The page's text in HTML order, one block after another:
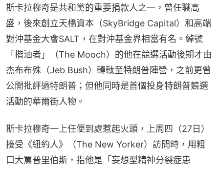
斯卡拉穆奇是共和黨的重要捐款人之一，曾任職高
盛，後來創立天橋資本（SkyBridge Capital）和高端
對沖基金大會SALT，在對沖基金界相當有名。綽號
「揩油者」（The Mooch）的他在競選活動後期才由
杰布布殊（Jeb Bush）轉軚至特朗普陣營，之前更曾
公開批評過特朗普；但他同時是首個投身特朗普競選
活動的華爾街人物。
斯卡拉穆奇一上任便到處惹起火頭，上周四（27日）
接受《紐約人》（The New Yorker）訪問時，用粗
口大罵普里伯斯，指他是「妄想型精神分裂症患